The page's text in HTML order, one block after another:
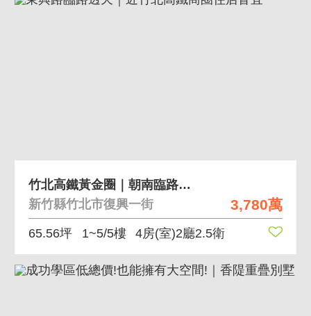
3,780萬
竹北高鐵黃金圈｜朝南臨路面寬型別墅
新竹縣竹北市復興一街
65.56坪 1~5/5樓 4房(室)2廳2.5衛